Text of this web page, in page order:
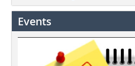
Events